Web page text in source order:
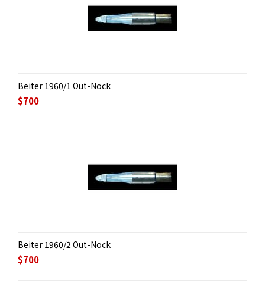
Beiter 1960/1 Out-Nock
$700
Beiter 1960/2 Out-Nock
$700